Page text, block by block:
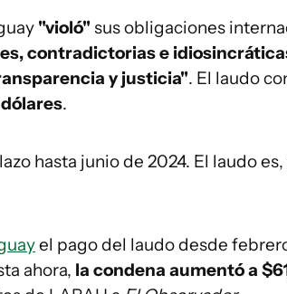
"violó"sus obligaciones
contradictorias e
y justicia". El laudo
.
hasta junio de 2024. El laudo
el pago del laudo desde
ahora, la condena aumentó a